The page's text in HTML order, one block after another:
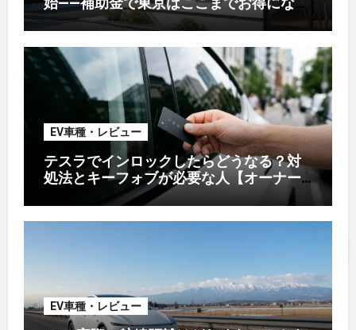
【2026年8月最新】
EV車種・レビュー
テスラでインロックしたらどうなる？対
処法とキーフォブが必要な人【オーナー
EV車種・レビュー